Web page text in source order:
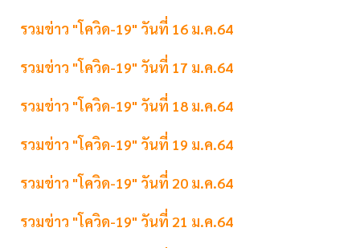
รวมข่าว "โควิด-19" วันที่ 16 ม.ค.64
รวมข่าว "โควิด-19" วันที่ 17 ม.ค.64
รวมข่าว "โควิด-19" วันที่ 18 ม.ค.64
รวมข่าว "โควิด-19" วันที่ 19 ม.ค.64
รวมข่าว "โควิด-19" วันที่ 20 ม.ค.64
รวมข่าว "โควิด-19" วันที่ 21 ม.ค.64